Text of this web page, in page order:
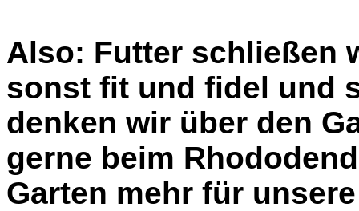
Also: Futter schließen
sonst fit und fidel und
denken wir über den
gerne beim
Garten mehr für